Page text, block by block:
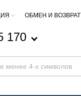
ОБМЕН И ВОЗВРАТ
170